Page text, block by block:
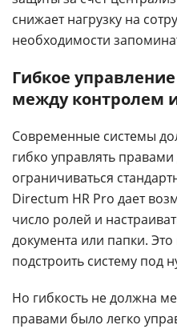
снижает нагрузку на
необходимости
Гибкое
между контролем
Современные системы
гибко управлять правами
ограничиваться
Directum HR Pro дает
число ролей и
документа или папки.
подстроить систему под
Но гибкость не должна
правами было легко